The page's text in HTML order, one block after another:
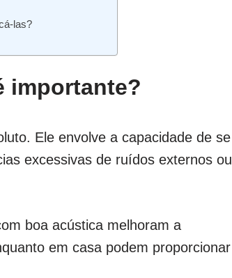
las?
importante?
Ele envolve a capacidade de se
excessivas de ruídos externos ou
boa acústica melhoram a
em casa podem proporcionar